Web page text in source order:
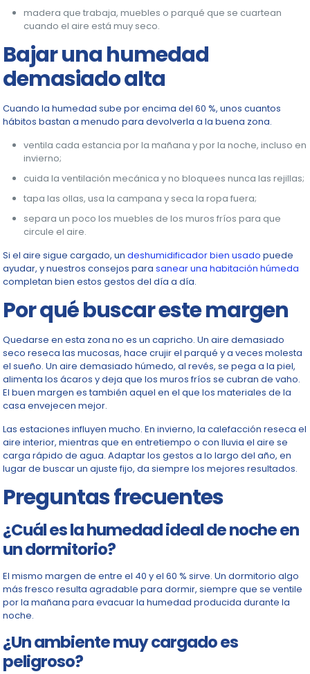
madera que trabaja, muebles o parqué que se cuartean
cuando el aire está muy seco.
Bajar una humedad
demasiado alta
Cuando la humedad sube por encima del 60 %, unos cuantos
hábitos bastan a menudo para devolverla a la buena zona.
ventila cada estancia por la mañana y por la noche, incluso en
invierno;
cuida la ventilación mecánica y no bloquees nunca las rejillas;
tapa las ollas, usa la campana y seca la ropa fuera;
separa un poco los muebles de los muros fríos para que
circule el aire.
Si el aire sigue cargado, undeshumidificador bien usado puede
ayudar, y nuestros consejos parasanear una habitación húmeda
completan bien estos gestos del día a día.
Por qué buscar este margen
Quedarse en esta zona no es un capricho. Un aire demasiado
seco reseca las mucosas, hace crujir el parqué y a veces molesta
el sueño. Un aire demasiado húmedo, al revés, se pega a la piel,
alimenta los ácaros y deja que los muros fríos se cubran de vaho.
El buen margen es también aquel en el que los materiales de la
casa envejecen mejor.
Las estaciones influyen mucho. En invierno, la calefacción reseca el
aire interior, mientras que en entretiempo o con lluvia el aire se
carga rápido de agua. Adaptar los gestos a lo largo del año, en
lugar de buscar un ajuste fijo, da siempre los mejores resultados.
Preguntas frecuentes
¿Cuál es la humedad ideal de noche en
un dormitorio?
El mismo margen de entre el 40 y el 60 % sirve. Un dormitorio algo
más fresco resulta agradable para dormir, siempre que se ventile
por la mañana para evacuar la humedad producida durante la
noche.
¿Un ambiente muy cargado es
peligroso?